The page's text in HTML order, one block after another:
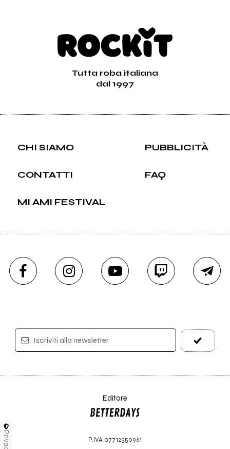
Tutta roba italiana
dal 1997
CHI SIAMO PUBBLICITÀ
CONTATTI FAQ
MI AMI FESTIVAL
Iscriviti alla newsletter
Editore
P.IVA 07712350961
Privacy